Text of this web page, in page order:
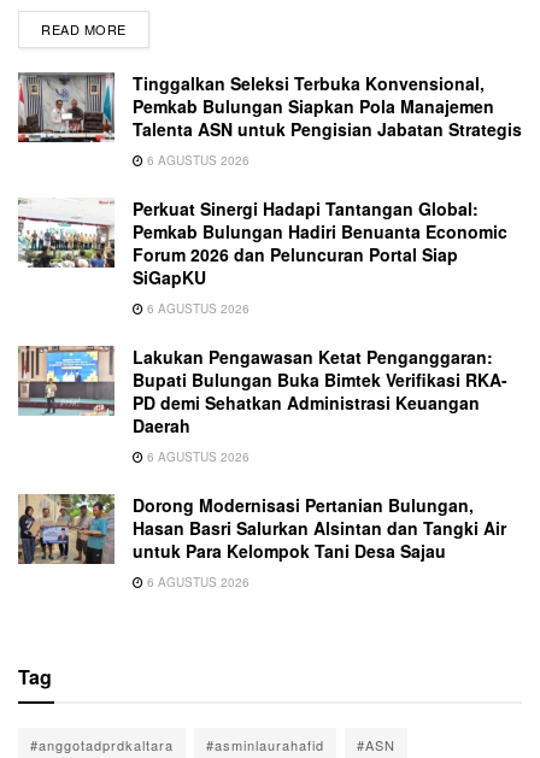
READ MORE
Tinggalkan Seleksi Terbuka Konvensional,
Pemkab Bulungan Siapkan Pola Manajemen
Talenta ASN untuk Pengisian Jabatan Strategis
6 AGUSTUS 2026
Perkuat Sinergi Hadapi Tantangan Global:
Pemkab Bulungan Hadiri Benuanta Economic
Forum 2026 dan Peluncuran Portal Siap
SiGapKU
6 AGUSTUS 2026
Lakukan Pengawasan Ketat Penganggaran:
Bupati Bulungan Buka Bimtek Verifikasi RKA-
PD demi Sehatkan Administrasi Keuangan
Daerah
6 AGUSTUS 2026
Dorong Modernisasi Pertanian Bulungan,
Hasan Basri Salurkan Alsintan dan Tangki Air
untuk Para Kelompok Tani Desa Sajau
6 AGUSTUS 2026
Tag
#anggotadprdkaltara #asminlaurahafid #ASN